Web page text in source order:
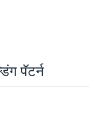
पॅटर्न